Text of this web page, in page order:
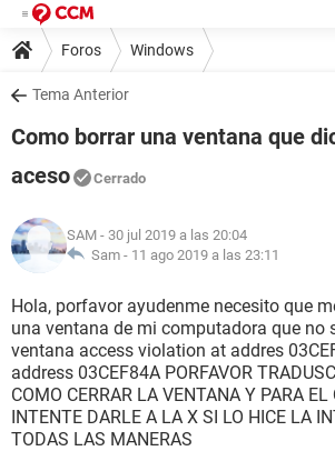
Foros Windows
Tema Anterior
Como borrar una ventana que
aceso
Cerrado
SAM - 30 jul 2019 a las 20:04
Sam - 11 ago 2019 a las 23:11
Hola, porfavor ayudenme necesito que
una ventana de mi computadora que no
ventana access violation at addres
address 03CEF84A PORFAVOR
COMO CERRAR LA VENTANA Y PARA EL
INTENTE DARLE A LA X SI LO HICE LA
TODAS LAS MANERAS